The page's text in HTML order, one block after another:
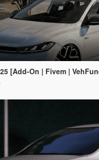
On | Fivem | VehFuncs V |